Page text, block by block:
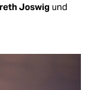
Joswig und